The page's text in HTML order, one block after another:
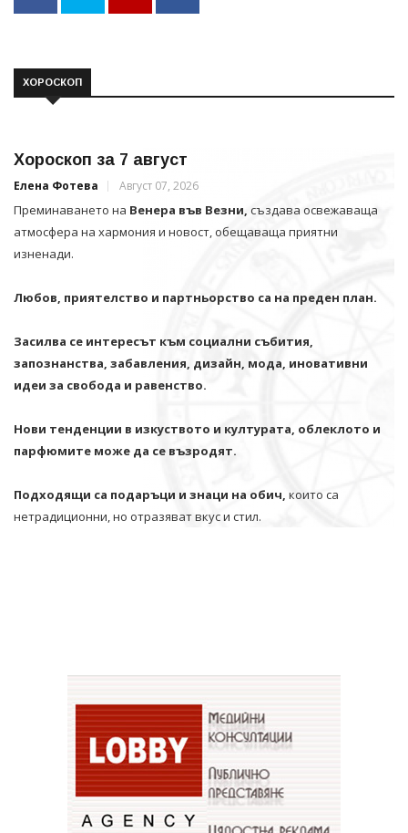
ХОРОСКОП
Хороскоп за 7 август
Елена Фотева Август 07, 2026
Преминаването на Венера във Везни, създава освежаваща
атмосфера на хармония и новост, обещаваща приятни
изненади.
Любов, приятелство и партньорство са на преден план.
Засилва се интересът към социални събития,
запознанства, забавления, дизайн, мода, иновативни
идеи за свобода и равенство.
Нови тенденции в изкуството и културата, облеклото и
парфюмите може да се възродят.
Подходящи са подаръци и знаци на обич, които са
нетрадиционни, но отразяват вкус и стил.